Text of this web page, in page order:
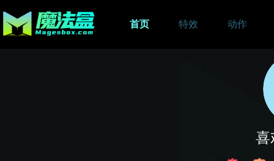
首页 特效 动作
喜